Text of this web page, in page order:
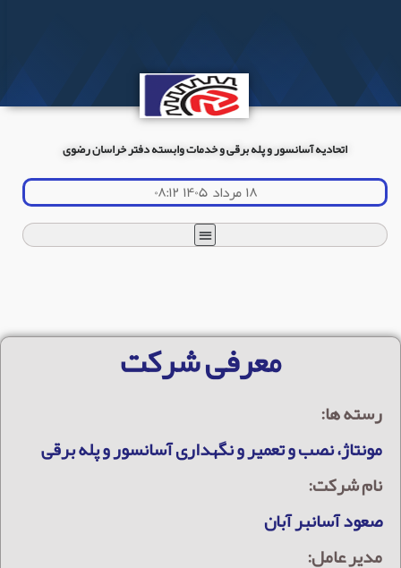
اتحادیه آسانسور و پله برقی و خدمات وابسته دفتر خراسان رضوی
۱۸ مرداد ۱۴۰۵ ۰۸:۱۲
معرفی شرکت
رسته ها:
مونتاژ، نصب و تعمیر و نگهداری آسانسور و پله برقی
نام شرکت:
صعود آسانبر آبان
مدیر عامل: